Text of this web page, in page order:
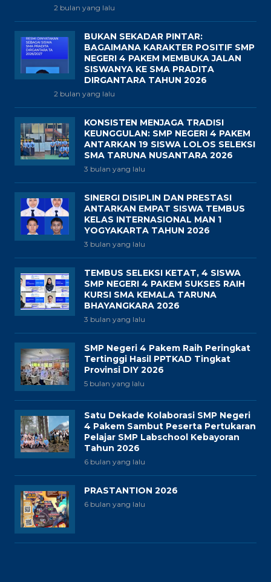
2 bulan yang lalu
BUKAN SEKADAR PINTAR:
BAGAIMANA KARAKTER POSITIF SMP
NEGERI 4 PAKEM MEMBUKA JALAN
SISWANYA KE SMA PRADITA
DIRGANTARA TAHUN 2026
2 bulan yang lalu
KONSISTEN MENJAGA TRADISI
KEUNGGULAN: SMP NEGERI 4 PAKEM
ANTARKAN 19 SISWA LOLOS SELEKSI
SMA TARUNA NUSANTARA 2026
3 bulan yang lalu
SINERGI DISIPLIN DAN PRESTASI
ANTARKAN EMPAT SISWA TEMBUS
KELAS INTERNASIONAL MAN 1
YOGYAKARTA TAHUN 2026
3 bulan yang lalu
TEMBUS SELEKSI KETAT, 4 SISWA
SMP NEGERI 4 PAKEM SUKSES RAIH
KURSI SMA KEMALA TARUNA
BHAYANGKARA 2026
3 bulan yang lalu
SMP Negeri 4 Pakem Raih Peringkat
Tertinggi Hasil PPTKAD Tingkat
Provinsi DIY 2026
5 bulan yang lalu
Satu Dekade Kolaborasi SMP Negeri
4 Pakem Sambut Peserta Pertukaran
Pelajar SMP Labschool Kebayoran
Tahun 2026
6 bulan yang lalu
PRASTANTION 2026
6 bulan yang lalu